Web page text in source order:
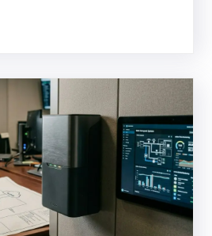
einen Duftdiffusor für ein